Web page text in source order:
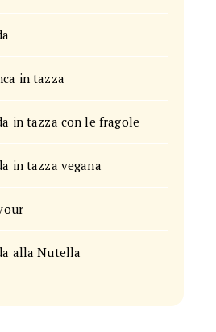
in tazza
in tazza con le fragole
in tazza vegana
alla Nutella